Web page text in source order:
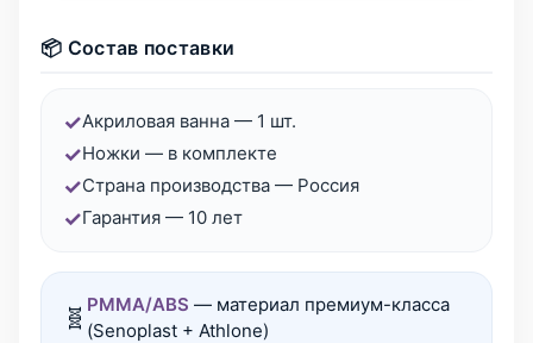
📦 Состав поставки
✓Акриловая ванна — 1 шт.
✓Ножки — в комплекте
✓Страна производства — Россия
✓Гарантия — 10 лет
🧬 PMMA/ABS — материал премиум-класса
(Senoplast + Athlone)